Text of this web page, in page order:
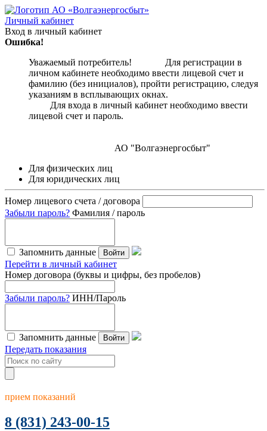
Личный кабинет
Вход в личный кабинет
Ошибка!
Уважаемый потребитель! Для регистрации в
личном кабинете необходимо ввести лицевой счет и
фамилию (без инициалов), пройти регистрацию, следуя
указаниям в всплывающих окнах.
Для входа в личный кабинет необходимо ввести
лицевой счет и пароль.
АО "Волгаэнергосбыт"
Для физических лиц
Для юридических лиц
Номер лицевого счета / договора
Забыли пароль? Фамилия / пароль
Запомнить данные Войти
Перейти в личный кабинет
Номер договора (буквы и цифры, без пробелов)
Забыли пароль? ИНН/Пароль
Запомнить данные Войти
Передать показания
прием показаний
8 (831) 243-00-15